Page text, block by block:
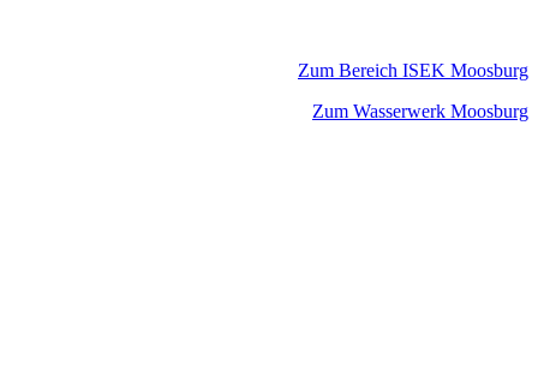
Zum Bereich ISEK Moosburg
Zum Wasserwerk Moosburg